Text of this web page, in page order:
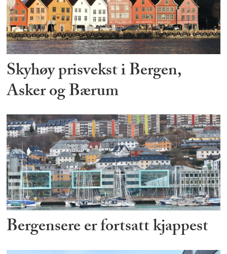
Skyhøy prisvekst i Bergen,
Asker og Bærum
Bergensere er fortsatt kjappest